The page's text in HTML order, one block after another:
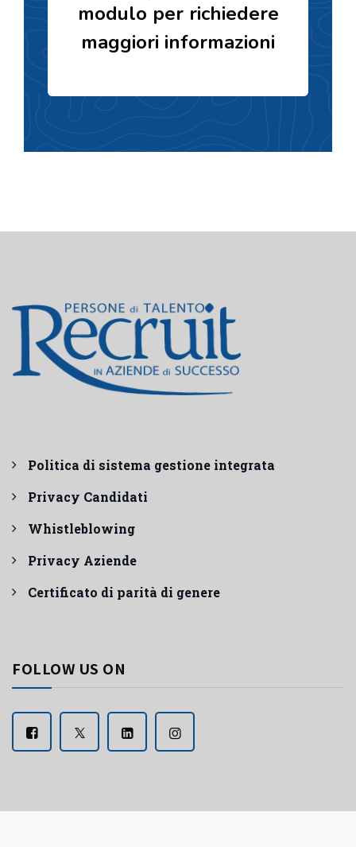
modulo per richiedere
maggiori informazioni
Politica di sistema gestione integrata
Privacy Candidati
Whistleblowing
Privacy Aziende
Certificato di parità di genere
FOLLOW US ON